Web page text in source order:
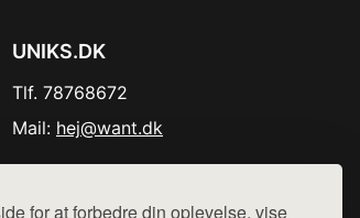
for at forbedre din oplevelse, vise
UNIKS.DK
Tlf. 78768672
Mail: hej@want.dk